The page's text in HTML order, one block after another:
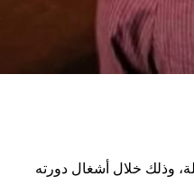
وذلك خلال أشغال دورته